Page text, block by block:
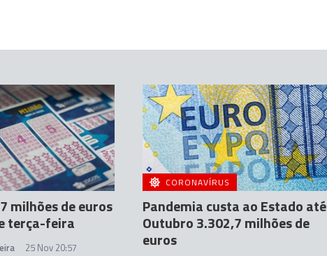
milhões de euros
terça-feira
25 Nov 20:57
CORONAVÍRUS
Pandemia custa ao Estado até
Outubro 3.302,7 milhões de
euros